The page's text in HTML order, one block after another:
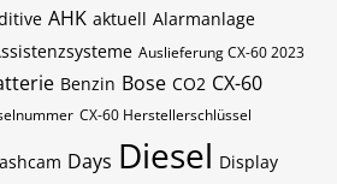
AHK aktuell Alarmanlage
Auslieferung CX-60 2023
Benzin Bose CO2 CX-60
CX-60​​​​​ Herstellerschlüssel
Days Diesel Display